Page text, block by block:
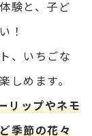
験と、子ど
！
、いちごな
しめます。
リップやネモ
季節の花々